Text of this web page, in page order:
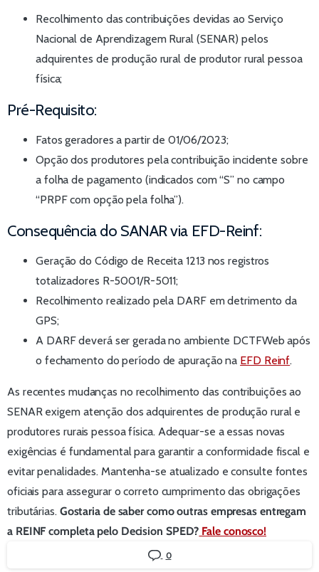
Recolhimento das contribuições devidas ao Serviço
Nacional de Aprendizagem Rural (SENAR) pelos
adquirentes de produção rural de produtor rural pessoa
física;
Pré-Requisito:​
Fatos geradores a partir de 01/06/2023;
Opção dos produtores pela contribuição incidente sobre
a folha de pagamento (indicados com “S” no campo
“PRPF com opção pela folha”).
Consequência do SANAR via EFD-Reinf:​
Geração do Código de Receita 1213 nos registros
totalizadores R-5001/R-5011;
Recolhimento realizado pela DARF em detrimento da
GPS;
A DARF deverá ser gerada no ambiente DCTFWeb após
o fechamento do período de apuração na EFD Reinf.
As recentes mudanças no recolhimento das contribuições ao
SENAR exigem atenção dos adquirentes de produção rural e
produtores rurais pessoa física. Adequar-se a essas novas
exigências é fundamental para garantir a conformidade fiscal e
evitar penalidades. Mantenha-se atualizado e consulte fontes
oficiais para assegurar o correto cumprimento das obrigações
tributárias. Gostaria de saber como outras empresas entregam
a REINF completa pelo Decision SPED? Fale conosco!
0